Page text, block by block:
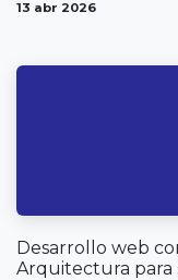
13 abr 2026
Desarrollo web
Arquitectura para